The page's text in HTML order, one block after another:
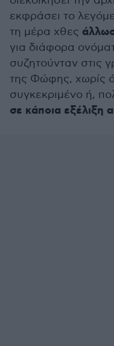
εκφράσει το
τη μέρα χθες
για διάφορα
συζητούνταν στις
της Φώφης, χωρίς
συγκεκριμένο ή,
σε κάποια εξέλιξη